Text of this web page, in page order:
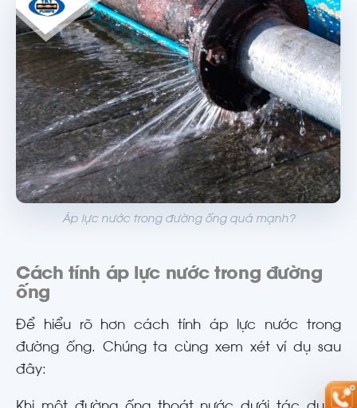
Áp lực nước trong đường ống quá mạnh?
Cách tính áp lực nước trong đường
ống
Để hiểu rõ hơn cách tính áp lực nước trong
đường ống. Chúng ta cùng xem xét ví dụ sau
đây: